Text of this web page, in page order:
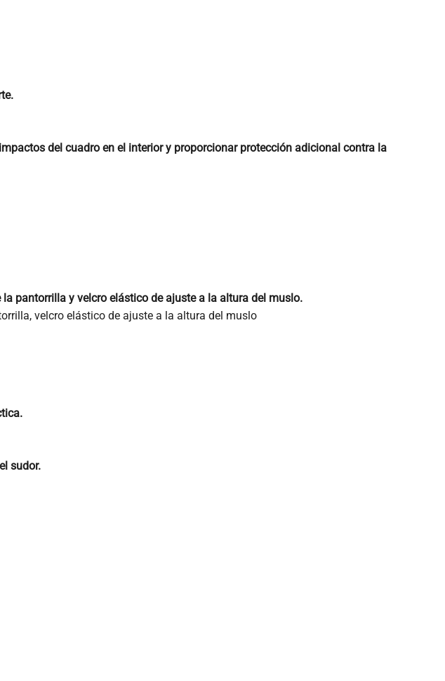
del cuadro en el interior y proporcionar protección adicional contra la
pantorrilla y velcro elástico de ajuste a la altura del muslo.
velcro elástico de ajuste a la altura del muslo
sudor.